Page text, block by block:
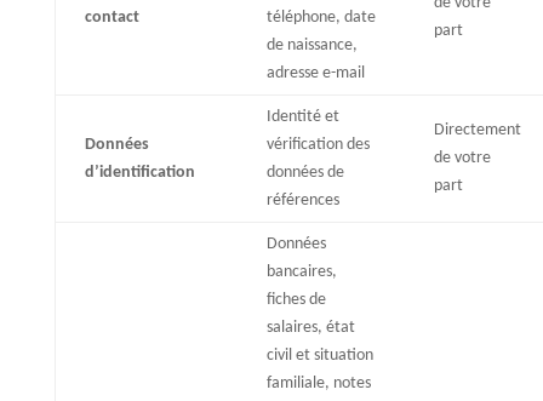
contact
téléphone, date
de naissance,
adresse e-mail
part
Données
d’identification
Identité et
vérification des
données de
références
Directement
de votre
part
Données
bancaires,
fiches de
salaires, état
civil et situation
familiale, notes